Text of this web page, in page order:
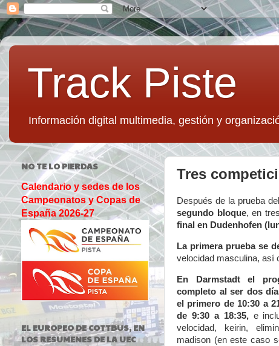
Track Piste
Información digital multimedia, gestión y
Tres
Después de la prueba
segundo bloque, en
final en Dudenhofen
La primera prueba se
velocidad masculina, así
En Darmstadt el
completo al ser dos
el primero de 10:30 a
de 9:30 a 18:35, e
velocidad, keirin,
madison (en este caso
NO TE LO PIERDAS
Calendario y sedes de los
Campeonatos y Copas de
España 2026-27
EL EUROPEO DE COTTBUS, EN
LOS RESUMENES DE LA UEC